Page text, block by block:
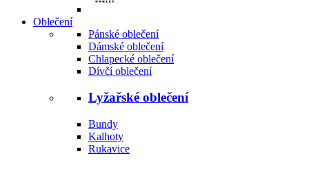
Oblečení
Pánské oblečení
Dámské oblečení
Chlapecké oblečení
Dívčí oblečení
Lyžařské oblečení
Bundy
Kalhoty
Rukavice